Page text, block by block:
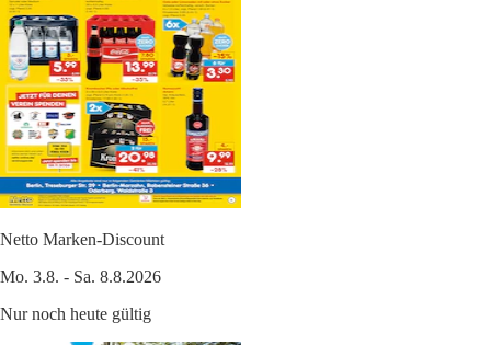
Netto Marken-Discount
Mo. 3.8. - Sa. 8.8.2026
Nur noch heute gültig